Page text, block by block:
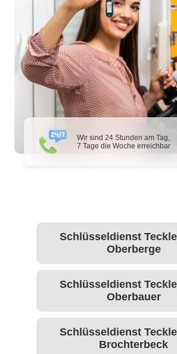
Wir sind 24 Stunden am Tag,
7 Tage die Woche erreichbar
Schlüsseldienst
Oberberge
Schlüsseldienst
Oberbauer
Schlüsseldienst
Brochterbeck